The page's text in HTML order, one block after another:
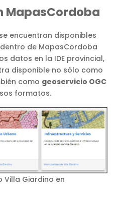
MapasCordoba
encuentran disponibles
de MapasCordoba
datos en la IDE provincial,
disponible no sólo como
como geoservicio OGC
formatos.
Villa Giardino en